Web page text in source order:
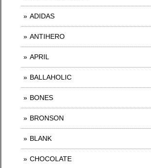
ADIDAS
ANTIHERO
APRIL
BALLAHOLIC
BONES
BRONSON
BLANK
CHOCOLATE